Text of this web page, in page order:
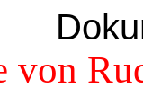
von